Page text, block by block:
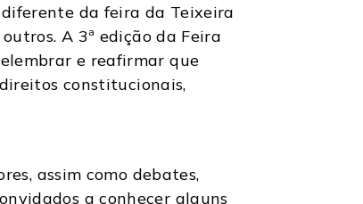
da feira da Teixeira
A 3ª edição da Feira
e reafirmar que
constitucionais,
assim como debates,
a conhecer alguns